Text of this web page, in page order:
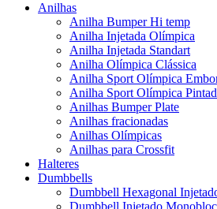
Anilhas
Anilha Bumper Hi temp
Anilha Injetada Olímpica
Anilha Injetada Standart
Anilha Olímpica Clássica
Anilha Sport Olímpica
Anilha Sport Olímpica
Anilhas Bumper Plate
Anilhas fracionadas
Anilhas Olímpicas
Anilhas para Crossfit
Halteres
Dumbbells
Dumbbell Hexagonal